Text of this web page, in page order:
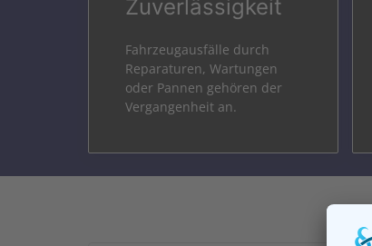
Zuverlässigkeit
Fahrzeugausfälle durch
Reparaturen, Wartungen
oder Pannen gehören der
Vergangenheit an.